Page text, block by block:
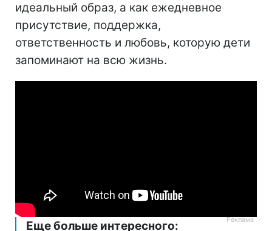
идеальный образ, а как ежедневное
присутствие, поддержка,
ответственность и любовь, которую дети
запоминают на всю жизнь.
Еще больше интересного: